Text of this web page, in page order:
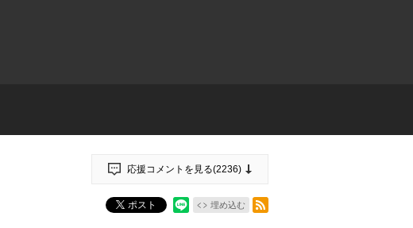
応援コメントを見る(2236)
ポスト 埋め込む